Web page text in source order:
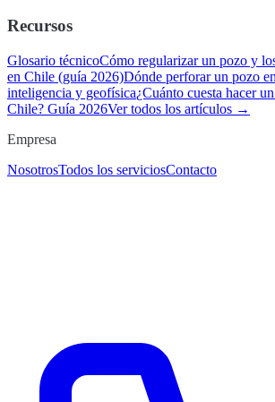
Recursos
Glosario técnicoCómo regularizar un pozo y
en Chile (guía 2026)Dónde perforar un pozo
inteligencia y geofísica¿Cuánto cuesta hacer
Chile? Guía 2026Ver todos los artículos →
Empresa
NosotrosTodos los serviciosContacto